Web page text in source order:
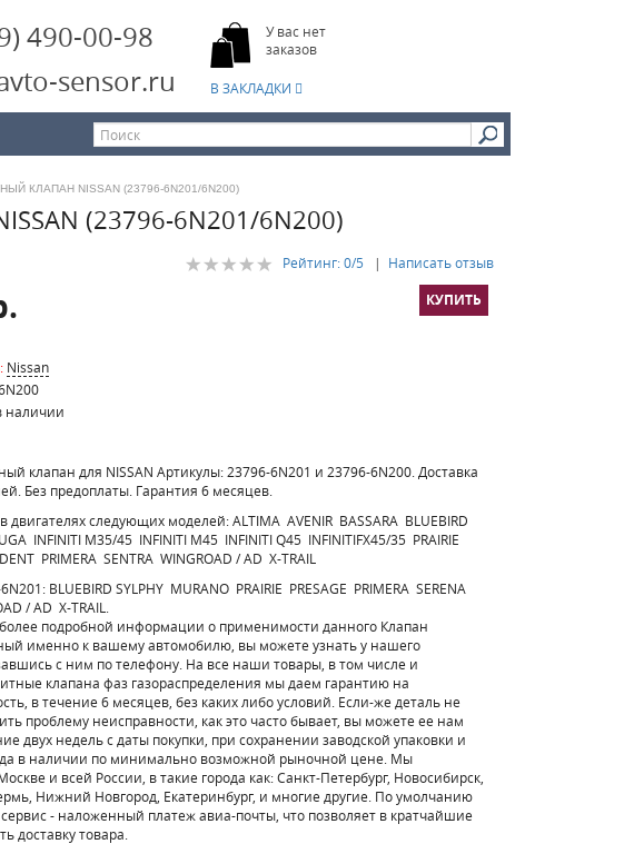
490-00-98
sensor.ru
У вас нет
заказов
В ЗАКЛАДКИ
КЛАПАН NISSAN (23796-6N201/6N200)
(23796-6N201/6N200)
Рейтинг:0/5 | Написать отзыв
Nissan
наличии
клапан для NISSAN Артикулы: 23796-6N201 и 23796-6N200. Доставка
Без предоплаты. Гарантия 6 месяцев.
двигателях следующих моделей: ALTIMA AVENIR BASSARA BLUEBIRD
INFINITI M35/45 INFINITI M45 INFINITI Q45 INFINITIFX45/35 PRAIRIE
PRIMERA SENTRA WINGROAD / AD X-TRAIL
BLUEBIRD SYLPHY MURANO PRAIRIE PRESAGE PRIMERA SERENA
/ AD X-TRAIL.
подробной информации о применимости данного Клапан
именно к вашему автомобилю, вы можете узнать у нашего
с ним по телефону. На все наши товары, в том числе и
клапана фаз газораспределения мы даем гарантию на
в течение 6 месяцев, без каких либо условий. Если-же деталь не
проблему неисправности, как это часто бывает, вы можете ее нам
двух недель с даты покупки, при сохранении заводской упаковки и
в наличии по минимально возможной рыночной цене. Мы
и всей России, в такие города как: Санкт-Петербург, Новосибирск,
Нижний Новгород, Екатеринбург, и многие другие. По умолчанию
- наложенный платеж авиа-почты, что позволяет в кратчайшие
доставку товара.